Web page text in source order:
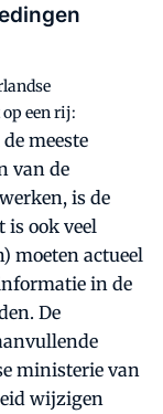
een rij:
meeste
van de
is de
ook veel
moeten actueel
in de
De
ministerie van
wijzigen